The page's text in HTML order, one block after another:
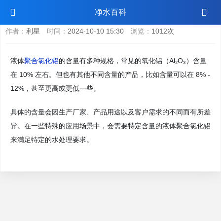
净水百科
液体聚合氯化铝含量多少
作者： 利星 时间： 2024-10-10 15:30 浏览： 1012次
液体聚合氯化铝的含量有多种规格，常见的氧化铝（Al₂O₃）含量
在 10% 左右。但也有其他不同含量的产品，比如含量可以在 8% -
12%，甚至更高或更低一些。
具体的含量会因生产厂家、产品用途以及客户需求的不同而有所差
异。在一些特殊的应用场景中，会需要特定含量的液体聚合氯化铝
来满足特定的水处理要求。